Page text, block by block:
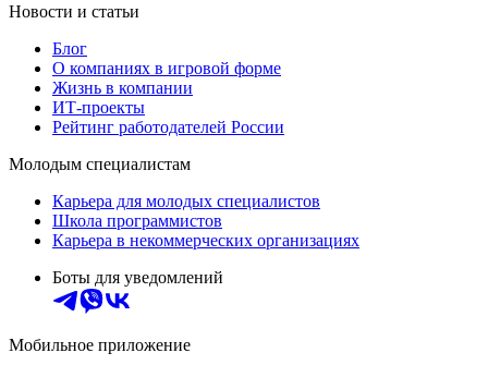
Новости и статьи
Блог
О компаниях в игровой форме
Жизнь в компании
ИТ-проекты
Рейтинг работодателей России
Молодым специалистам
Карьера для молодых специалистов
Школа программистов
Карьера в некоммерческих организациях
Боты для уведомлений
Мобильное приложение